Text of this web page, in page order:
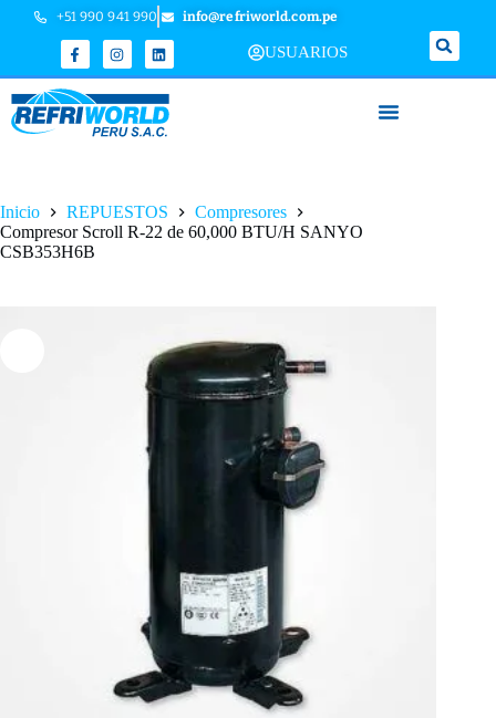
+51 990 941 990 info@refriworld.com.pe
USUARIOS
Inicio REPUESTOS
Compresores
Compresor Scroll R-22 de 60,000 BTU/H SANYO
CSB353H6B